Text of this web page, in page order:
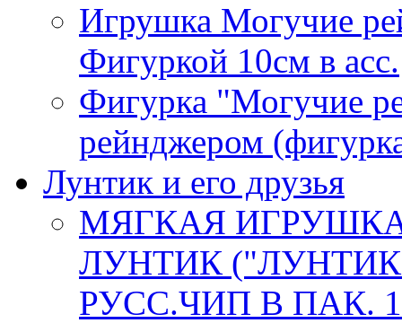
Игрушка Могучие
Фигуркой 10см в асс.
Фигурка "Могучие
рейнджером
Лунтик и его друзья
МЯГКАЯ
ЛУНТИК ("ЛУНТИК
РУСС.ЧИП В ПАК.